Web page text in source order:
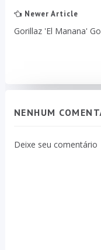
Newer Article
Gorillaz 'El Manana'
NENHUM
Deixe seu comentário